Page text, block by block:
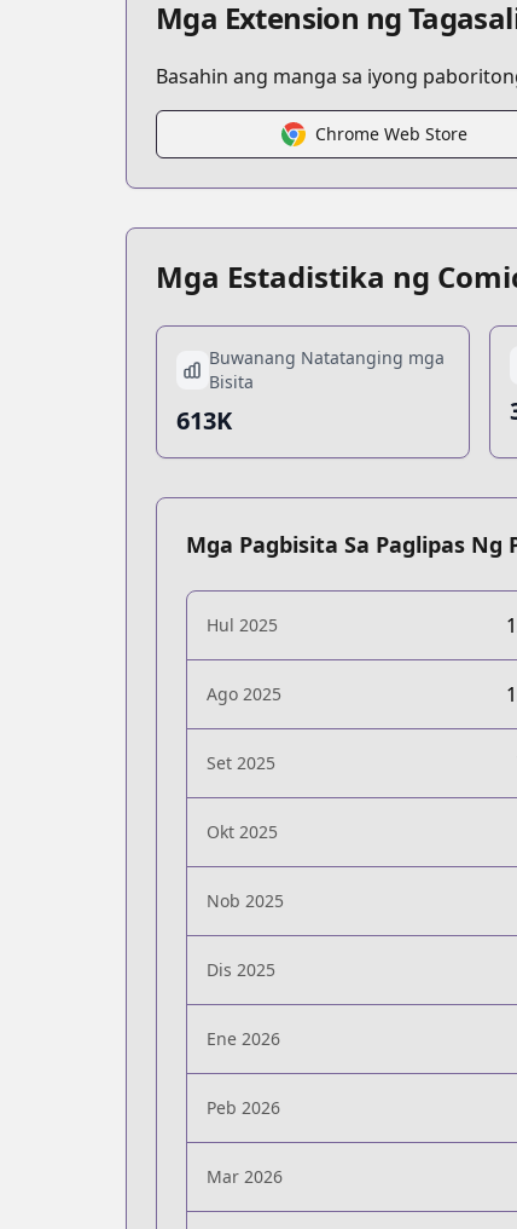
Mga Extension ng
Basahin ang manga sa iyong
Chrome Web Store
Mga Estadistika ng
Buwanang Natatanging mga
Bisita
613K
Mga Pagbisita Sa Paglipas Ng
Hul 2025
Ago 2025
Set 2025
Okt 2025
Nob 2025
Dis 2025
Ene 2026
Peb 2026
Mar 2026